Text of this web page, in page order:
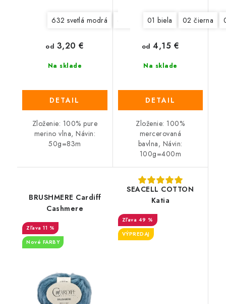
632 svetlá modrá 642 červená 763 vanilkový
Na sklade
od 3,20 €
DETAIL
Zloženie: 100% pure
merino vlna, Návin:
50g=83m
01 biela 02 čierna
Na sklade
od 4,15 €
DETAIL
Zloženie: 100%
mercerovaná
bavlna, Návin:
100g=400m
BRUSHMERE Cardiff
Cashmere
11 %
Nové FARBY
SEACELL COTTON
Katia
49 %
VÝPREDAJ